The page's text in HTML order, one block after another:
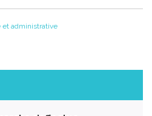
et administrative